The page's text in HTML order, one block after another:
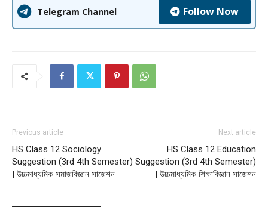
Telegram Channel Follow Now
Previous article
HS Class 12 Sociology
Suggestion (3rd 4th Semester)
| উচ্চমাধ্যমিক সমাজবিজ্ঞান সাজেশন
Next article
HS Class 12 Education
Suggestion (3rd 4th Semester)
| উচ্চমাধ্যমিক শিক্ষাবিজ্ঞান সাজেশন